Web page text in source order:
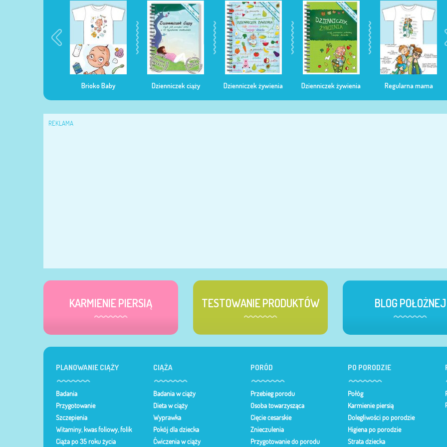
Brioko Baby Dzienniczek ciąży Dzienniczek żywienia Dzienniczek żywienia Regularna mama
REKLAMA
KARMIENIE PIERSIĄ TESTOWANIE PRODUKTÓW BLOG POŁOŻNEJ
PLANOWANIE CIĄŻY
Badania
Przygotowanie
Szczepienia
Witaminy, kwas foliowy, folik
Ciąża po 35 roku życia
CIĄŻA
Badania w ciąży
Dieta w ciąży
Wyprawka
Pokój dla dziecka
Ćwiczenia w ciąży
PORÓD
Przebieg porodu
Osoba towarzysząca
Cięcie cesarskie
Znieczulenia
Przygotowanie do porodu
PO PORODZIE
Połóg
Karmienie piersią
Dolegliwości po porodzie
Higiena po porodzie
Strata dziecka